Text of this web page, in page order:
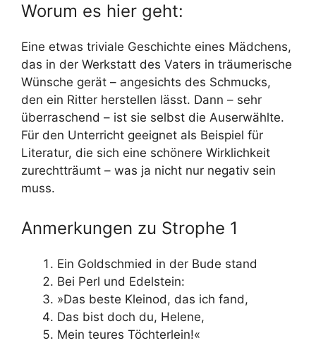
Worum es hier geht:
Eine etwas triviale Geschichte eines Mädchens,
das in der Werkstatt des Vaters in träumerische
Wünsche gerät – angesichts des Schmucks,
den ein Ritter herstellen lässt. Dann – sehr
überraschend – ist sie selbst die Auserwählte.
Für den Unterricht geeignet als Beispiel für
Literatur, die sich eine schönere Wirklichkeit
zurechtträumt – was ja nicht nur negativ sein
muss.
Anmerkungen zu Strophe 1
Ein Goldschmied in der Bude stand
Bei Perl und Edelstein:
»Das beste Kleinod, das ich fand,
Das bist doch du, Helene,
Mein teures Töchterlein!«